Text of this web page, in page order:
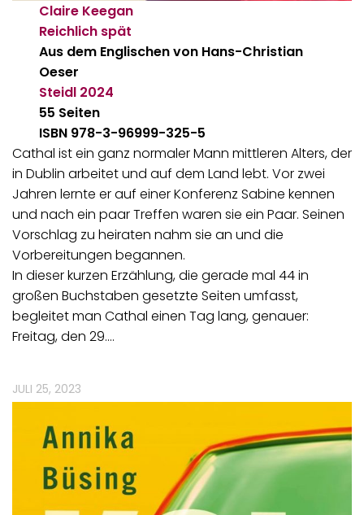
Claire Keegan
Reichlich spät
Aus dem Englischen von Hans-Christian
Oeser
Steidl 2024
55 Seiten
ISBN 978-3-96999-325-5
Cathal ist ein ganz normaler Mann mittleren Alters, der
in Dublin arbeitet und auf dem Land lebt. Vor zwei
Jahren lernte er auf einer Konferenz Sabine kennen
und nach ein paar Treffen waren sie ein Paar. Seinen
Vorschlag zu heiraten nahm sie an und die
Vorbereitungen begannen.
In dieser kurzen Erzählung, die gerade mal 44 in
großen Buchstaben gesetzte Seiten umfasst,
begleitet man Cathal einen Tag lang, genauer:
Freitag, den 29.…
JULI 25, 2023